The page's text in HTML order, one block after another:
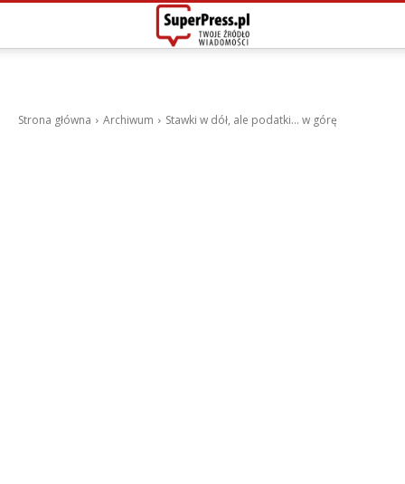
Strona główna Archiwum Stawki w dół, ale podatki... w górę